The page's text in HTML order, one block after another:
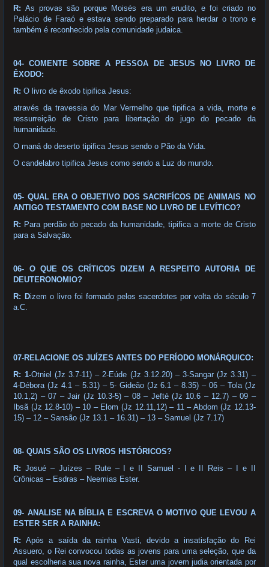
R:As provas são porque Moisés era um erudito, e foi criado no
Palácio de Faraó e estava sendo preparado para herdar o trono e
também é reconhecido pela comunidade judaica.
04- COMENTE SOBRE A PESSOA DE JESUS NO LIVRO DE
ÊXODO:
R:O livro de êxodo tipifica Jesus:
através da travessia do Mar Vermelho que tipifica a vida, morte e
ressurreição de Cristo para libertação do jugo do pecado da
humanidade.
O maná do deserto tipifica Jesus sendo o Pão da Vida.
O candelabro tipifica Jesus como sendo a Luz do mundo.
05- QUAL ERA O OBJETIVO DOS SACRIFÍCOS DE ANIMAIS NO
ANTIGO TESTAMENTO COM BASE NO LIVRO DE LEVÍTICO?
R: Para perdão do pecado da humanidade, tipifica a morte de Cristo
para a Salvação.
06- O QUE OS CRÍTICOS DIZEM A RESPEITO AUTORIA DE
DEUTERONOMIO?
R: Dizem o livro foi formado pelos sacerdotes por volta do século 7
a.C.
07-RELACIONE OS JUÍZES ANTES DO PERÍODO MONÁRQUICO:
R: 1-Otniel (Jz 3.7-11) – 2-Eúde (Jz 3.12.20) – 3-Sangar (Jz 3.31) –
4-Débora (Jz 4.1 – 5.31) – 5- Gideão (Jz 6.1 – 8.35) – 06 – Tola (Jz
10.1,2) – 07 – Jair (Jz 10.3-5) – 08 – Jefté (Jz 10.6 – 12.7) – 09 –
Ibsã (Jz 12.8-10) – 10 – Elom (Jz 12.11,12) – 11 – Abdom (Jz 12.13-
15) – 12 – Sansão (Jz 13.1 – 16.31) – 13 – Samuel (Jz 7.17)
08- QUAIS SÃO OS LIVROS HISTÓRICOS?
R:Josué – Juízes – Rute – I e II Samuel - I e II Reis – I e II
Crônicas – Esdras – Neemias Ester.
09- ANALISE NA BÍBLIA E ESCREVA O MOTIVO QUE LEVOU A
ESTER SER A RAINHA:
R: Após a saída da rainha Vasti, devido a insatisfação do Rei
Assuero, o Rei convocou todas as jovens para uma seleção, que da
qual escolheria sua nova rainha, Ester uma jovem judia orientada por